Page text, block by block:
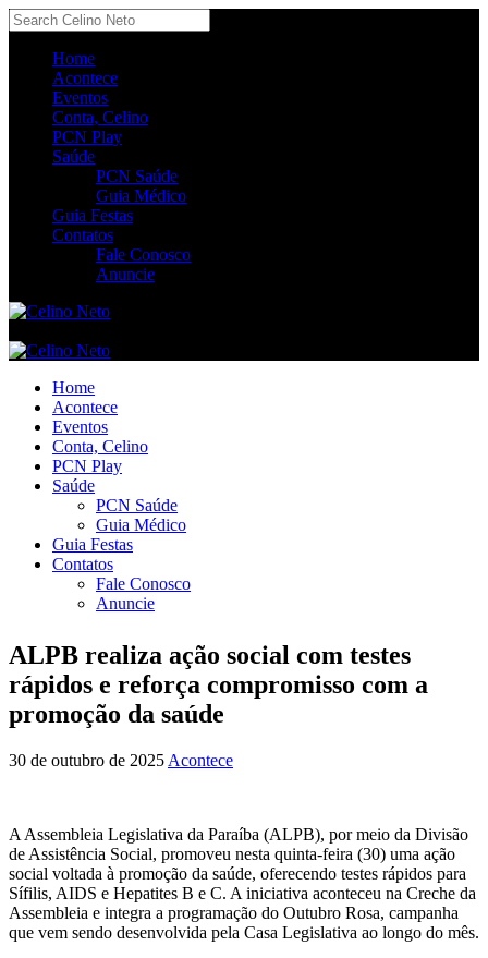
Home
Acontece
Eventos
Conta, Celino
PCN Play
Saúde
PCN Saúde
Guia Médico
Guia Festas
Contatos
Fale Conosco
Anuncie
Home
Acontece
Eventos
Conta, Celino
PCN Play
Saúde
PCN Saúde
Guia Médico
Guia Festas
Contatos
Fale Conosco
Anuncie
ALPB realiza ação social com testes
rápidos e reforça compromisso com a
promoção da saúde
30 de outubro de 2025 Acontece
A Assembleia Legislativa da Paraíba (ALPB), por meio da Divisão
de Assistência Social, promoveu nesta quinta-feira (30) uma ação
social voltada à promoção da saúde, oferecendo testes rápidos para
Sífilis, AIDS e Hepatites B e C. A iniciativa aconteceu na Creche da
Assembleia e integra a programação do Outubro Rosa, campanha
que vem sendo desenvolvida pela Casa Legislativa ao longo do mês.